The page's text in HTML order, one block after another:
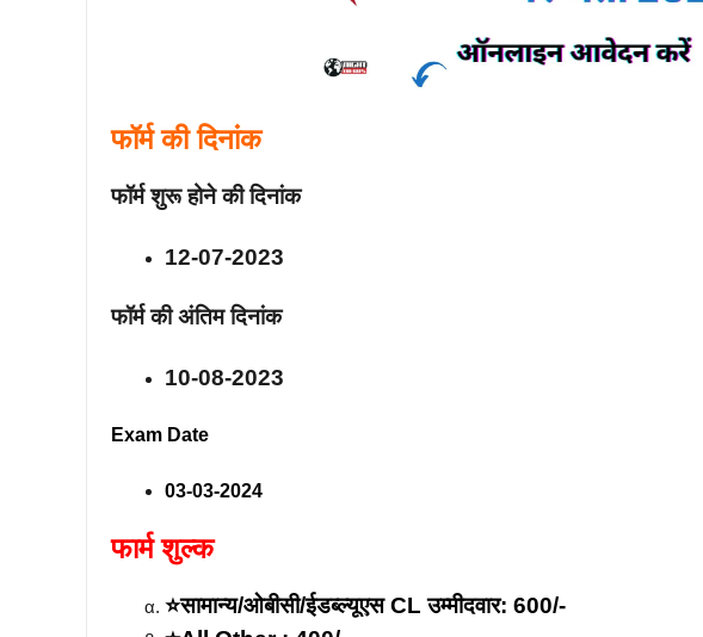
फॉर्म की दिनांक
फॉर्म शुरू होने की दिनांक
12-07-2023
फॉर्म की अंतिम दिनांक
10-08-2023
Exam Date
03-03-2024
फार्म शुल्क
⭐सामान्य/ओबीसी/ईडब्ल्यूएस CL उम्मीदवार: 600/-